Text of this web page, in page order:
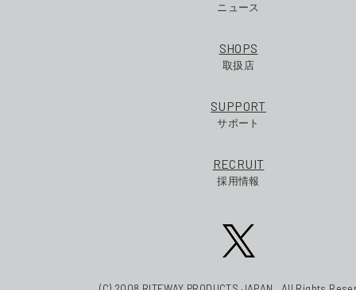
ニュース
SHOPS
取扱店
SUPPORT
サポート
RECRUIT
採用情報